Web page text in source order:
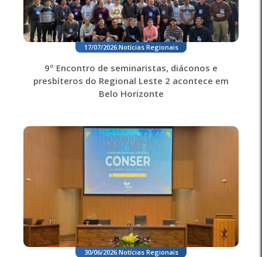
17/07/2026. Notícias Regionais
9º Encontro de seminaristas, diáconos e
presbíteros do Regional Leste 2 acontece em
Belo Horizonte
30/06/2026. Notícias Regionais